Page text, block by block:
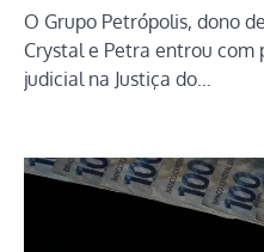
O Grupo Petrópolis, dono
Crystal e Petra entrou com
judicial na Justiça do…